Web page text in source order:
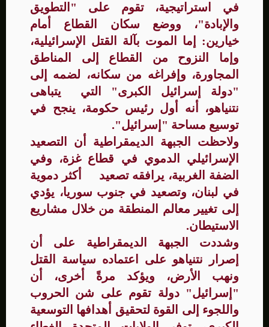
في استراتيجية، تقوم على "التطويق
والإبادة"، ووضع سكان القطاع أمام
خيارين: إما الموت بآلة القتل الإسرائيلية،
وإما النزوح من القطاع إلى المناطق
المجاورة، وإفراغه من سكانه، لضمه إلى
"دولة إسرائيل الكبرى" التي يتباهى
نتنياهو، أنه أول رئيس حكومة، ينجح في
توسيع مساحة "إسرائيل".
ولاحظت الجبهة الديمقراطية أن التصعيد
الإسرائيلي الدموي في قطاع غزة، وفي
الضفة الغربية، يرافقه تصعيد أكثر دموية
في لبنان، وتصعيد في جنوب سوريا، يؤدي
إلى تغيير معالم المنطقة من خلال مشاريع
الاستيطان.
وشددت الجبهة الديمقراطية على أن
إصرار نتنياهو على اعتماده سياسة القتل
ونهب الأرض، ويؤكد مرةً أخرى، أن
"إسرائيل" دولة تقوم على شن الحروب
واللجوء إلى القوة لتحقيق أهدافها التوسعية